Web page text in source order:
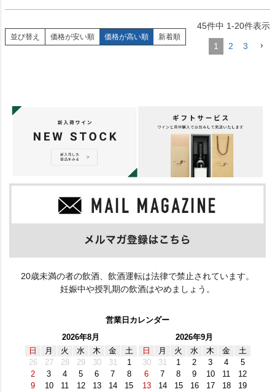
並び替え 価格が安い順 価格が高い順 新着順
45件中 1-20件表示
1 2 3
20歳未満の者の飲酒、飲酒運転は法律で禁止されています。
妊娠中や授乳期の飲酒はやめましょう。
営業日カレンダー
2026年8月
日
月 火 水 木 金
土
26
27 28 29 30 31
1
2
3 4 5 6 7
8
9
10 11 12 13 14 15
2026年9月
日
月 火 水 木 金
土
30
31 1 2 3 4
5
6
7 8 9 10 11
12
13
14 15 16 17 18 19